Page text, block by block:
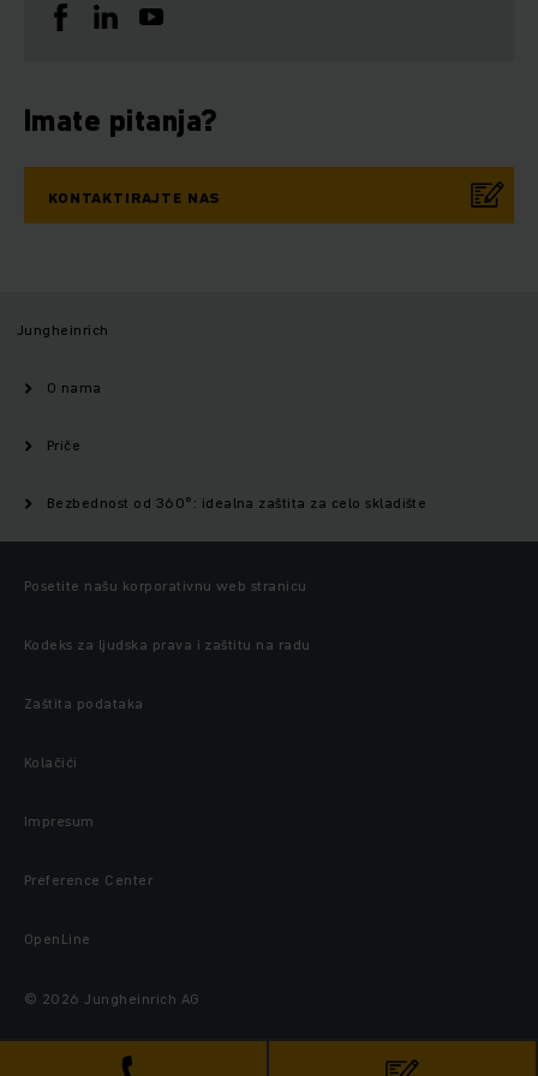
Imate pitanja?
KONTAKTIRAJTE NAS
Jungheinrich
O nama
Priče
Bezbednost od 360°: idealna zaštita za celo skladište
Posetite našu korporativnu web stranicu
Kodeks za ljudska prava i zaštitu na radu
Zaštita podataka
Kolačići
Impresum
Preference Center
OpenLine
© 2026 Jungheinrich AG